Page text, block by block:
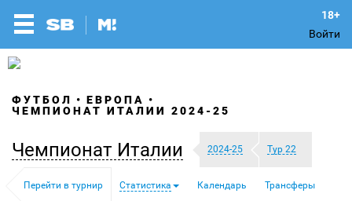
Войти
ФУТБОЛ
ЕВРОПА
ЧЕМПИОНАТ ИТАЛИИ 2024-25
Чемпионат Италии 2024-25 Тур 22
Перейти в турнир Статистика Календарь Трансферы